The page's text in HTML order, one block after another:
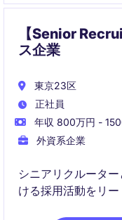
【Senior
ス企業
東京23区
正社員
年収 800万円 -
外資系企業
シニアリクルータ
ける採用活動をリ